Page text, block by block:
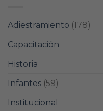
Adiestramiento (178)
Capacitación
Historia
Infantes (59)
Institucional